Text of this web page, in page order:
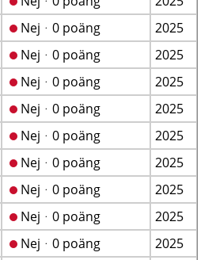
Nejᆞ0 poäng
2025
Nejᆞ0 poäng
2025
Nejᆞ0 poäng
2025
Nejᆞ0 poäng
2025
Nejᆞ0 poäng
2025
Nejᆞ0 poäng
2025
Nejᆞ0 poäng
2025
Nejᆞ0 poäng
2025
Nejᆞ0 poäng
2025